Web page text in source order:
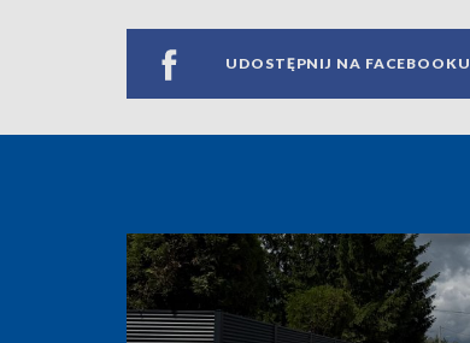
UDOSTĘPNIJ NA FACEBOOKU